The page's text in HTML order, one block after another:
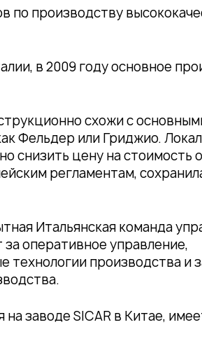
по производству
в 2009 году основное
схожи с
Фельдер или Гриджио.
снизить цену на стоимость
регламентам,